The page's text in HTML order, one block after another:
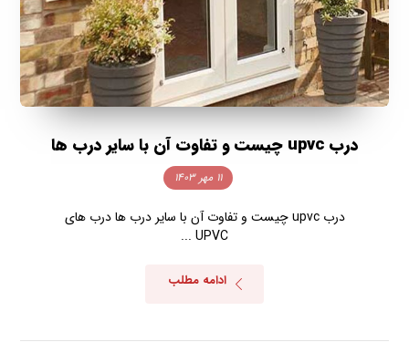
درب upvc چیست و تفاوت آن با سایر درب ها
۱۱ مهر ۱۴۰۳
درب upvc چیست و تفاوت آن با سایر درب ها درب‌ های
UPVC ...
ادامه مطلب